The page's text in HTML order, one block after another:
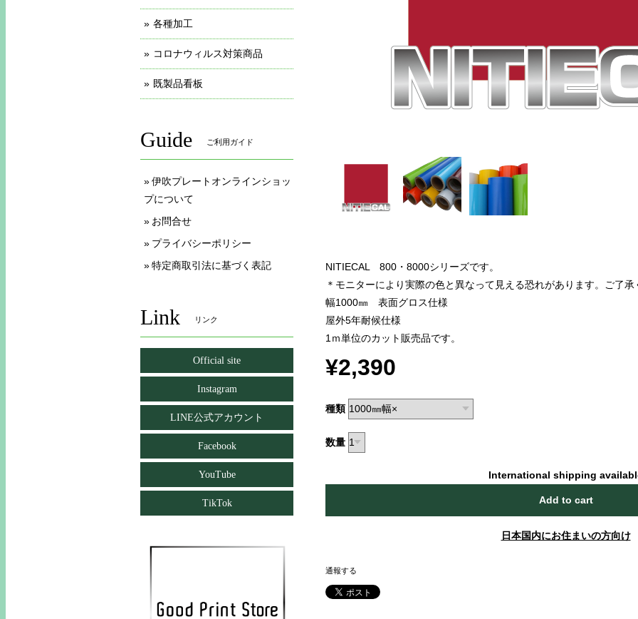
NITIECAL 800・8000シリーズです。
＊モニターにより実際の色と異なって見える恐れがあります。ご了承
幅1000㎜ 表面グロス仕様
屋外5年耐候仕様
1ｍ単位のカット販売品です。
¥2,390
種類
数量
International shipping
Add to cart
日本国内にお住まいの方向け
通報する
各種加工
コロナウィルス対策商品
既製品看板
Guide ご利用ガイド
伊吹プレートオンラインショッ
プについて
お問合せ
プライバシーポリシー
特定商取引法に基づく表記
Link リンク
Official site
Instagram
LINE公式アカウント
Facebook
YouTube
TikTok